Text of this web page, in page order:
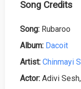
Song Credits
Song: Rubaroo
Album: Dacoit
Artist: Chinmayi
Actor: Adivi